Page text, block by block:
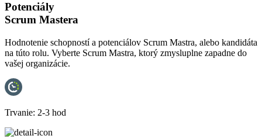
Potenciály
Scrum Mastera
Hodnotenie schopností a potenciálov Scrum Mastra, alebo kandidáta
na túto rolu. Vyberte Scrum Mastra, ktorý zmysluplne zapadne do
vašej organizácie.
Trvanie: 2-3 hod